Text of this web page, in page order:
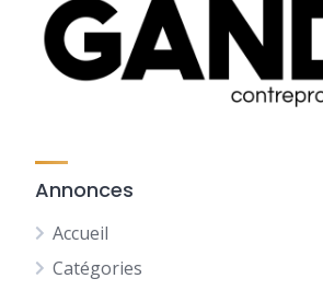
Annonces
Accueil
Catégories